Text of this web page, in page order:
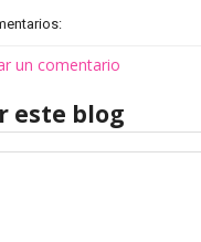
un comentario
este blog